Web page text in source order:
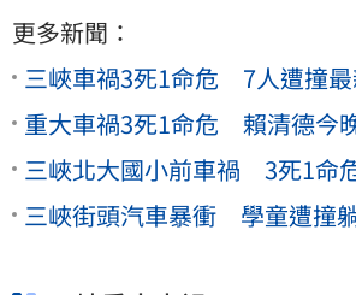
更多新聞：
三峽車禍3死1命危 7人遭撞
重大車禍3死1命危 賴清德今
三峽北大國小前車禍 3死1命
三峽街頭汽車暴衝 學童遭撞